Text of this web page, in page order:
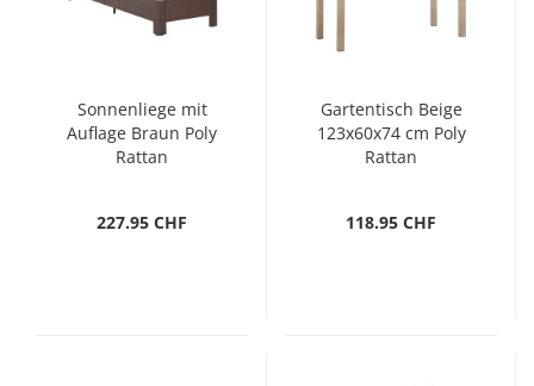
Sonnenliege mit
Auflage Braun Poly
Rattan
227.95 CHF
Gartentisch Beige
123x60x74 cm Poly
Rattan
118.95 CHF